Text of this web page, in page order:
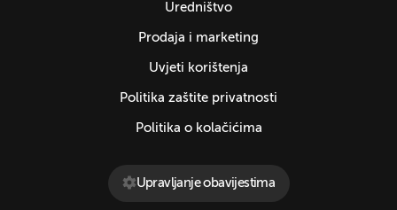
Uredništvo
Prodaja i marketing
Uvjeti korištenja
Politika zaštite privatnosti
Politika o kolačićima
Upravljanje obavijestima